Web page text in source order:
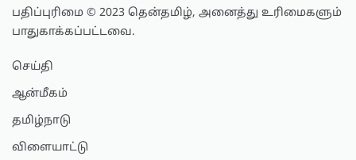
பதிப்புரிமை © 2023 தென்தமிழ், அனைத்து உரிமைகளும்
பாதுகாக்கப்பட்டவை.
செய்தி
ஆன்மீகம்
தமிழ்நாடு
விளையாட்டு